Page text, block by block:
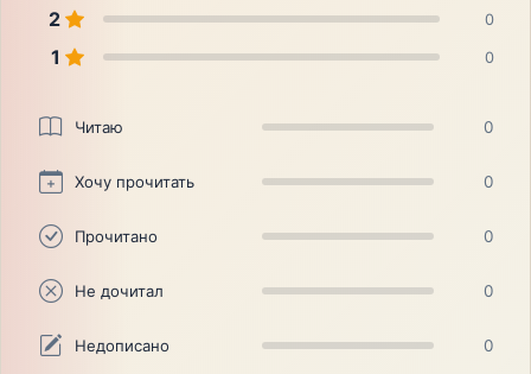
2 0
1 0
Читаю 0
Хочу прочитать 0
Прочитано 0
Не дочитал 0
Недописано 0